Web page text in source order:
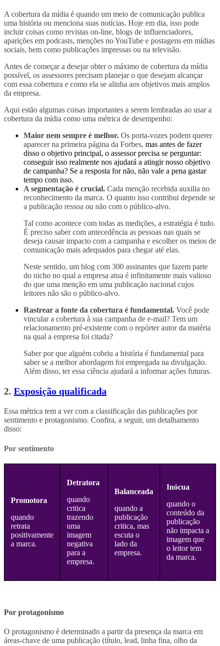
A cobertura da mídia é quando um meio de comunicação publica
uma história ou menciona suas notícias. Hoje em dia, isso pode
incluir coisas como revistas on-line, blogs de influenciadores,
aparições em podcasts, menções no YouTube e postagens em mídias
sociais, bem como publicações impressas ou na televisão.
Antes de começar a desejar obter o máximo de cobertura da mídia
possível, os assessores precisam planejar o que desejam alcançar
com essa cobertura e como ela se alinha aos objetivos mais amplos
da empresa.
Aqui estão algumas coisas importantes a serem lembradas ao usar a
cobertura da mídia como uma métrica de desempenho:
Maior nem sempre é melhor. Os porta-vozes podem querer
aparecer na primeira página da Forbes, mas antes de fazer
disso o objetivo principal, o assessor precisa se perguntar:
conseguir isso realmente nos ajudará a atingir nosso objetivo
de campanha? Se a resposta for não, não vale a pena gastar
tempo com isso.
A segmentação é crucial. Cada menção recebida auxilia no
reconhecimento da marca. O quanto isso contribui depende se
a publicação ressoa ou não com o público-alvo.
Tal como acontece com todas as medições, a estratégia é tudo.
É preciso saber com antecedência as pessoas nas quais se
deseja causar impacto com a campanha e escolher os meios de
comunicação mais adequados para chegar até elas.
Neste sentido, um blog com 300 assinantes que fazem parte
do nicho no qual a empresa atua é infinitamente mais valioso
do que uma menção em uma publicação nacional cujos
leitores não são o público-alvo.
Rastrear a fonte da cobertura é fundamental. Você pode
vincular a cobertura à sua campanha de e-mail? Tem um
relacionamento pré-existente com o repórter autor da matéria
na qual a empresa foi citada?
Saber por que alguém cobriu a história é fundamental para
saber se a melhor abordagem foi empregada na divulgação.
Além disso, ter essa ciência ajudará a informar ações futuras.
2. Exposição qualificada
Essa métrica tem a ver com a classificação das publicações por
sentimento e protagonismo. Confira, a seguir, um detalhamento
disso:
Por sentimento
Promotora
quando
retrata
positivamente
a marca.
Detratora
quando
critica
trazendo
uma
imagem
negativa
para a
empresa.
Balanceada
quando a
publicação
critica, mas
escuta o
lado da
empresa.
Inócua
quando o
conteúdo da
publicação
não impacta a
imagem que
o leitor tem
da marca.
Por protagonismo
O protagonismo é determinado a partir da presença da marca em
áreas-chave de uma publicação (título, lead, linha fina, olho da